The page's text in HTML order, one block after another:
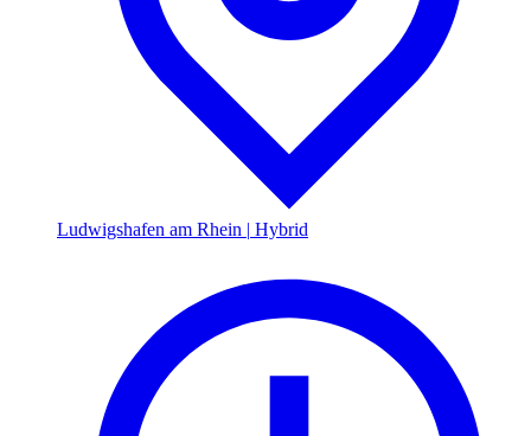
Ludwigshafen am Rhein | Hybrid